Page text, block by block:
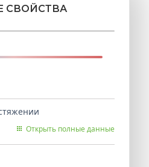
СВОЙСТВА
Открыть полные данные